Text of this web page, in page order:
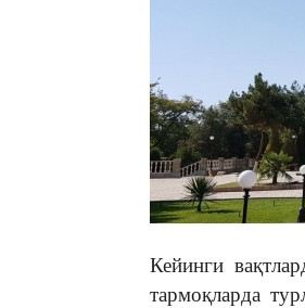
Кейинги
тармоқларда